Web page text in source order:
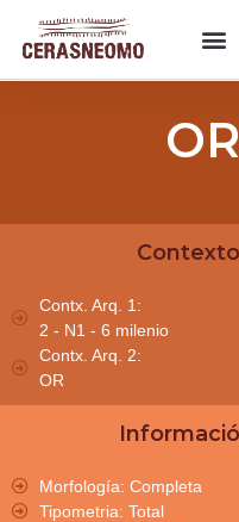
Contx. Arq. 1:
2 - N1 - 6 milenio
Contx. Arq. 2:
OR
Morfología: Completa
Tipometria: Total